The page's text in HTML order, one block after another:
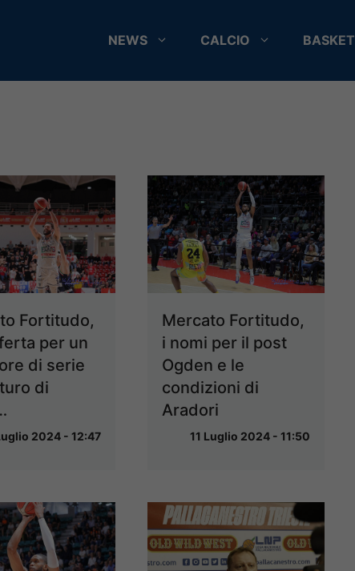
NEWS CALCIO BASKET
Fortitudo,
per un
di serie
di
2024 - 12:47
Mercato Fortitudo,
i nomi per il post
Ogden e le
condizioni di
Aradori
11 Luglio 2024 - 11:50